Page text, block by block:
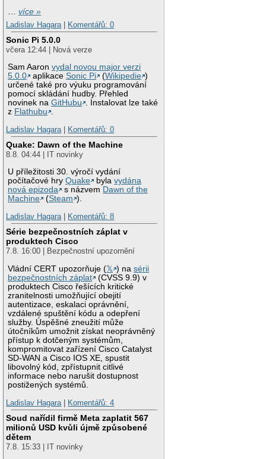
…více »
Ladislav Hagara
Komentářů: 0
Sonic Pi 5.0.0
včera 12:44 | Nová verze
Sam Aaronvydal novou major verzi
5.0.0
aplikaceSonic Pi (Wikipedie )
určené také pro výuku programování
pomocí skládání hudby. Přehled
novinek naGitHubu . Instalovat lze také
z Flathubu .
Ladislav Hagara
Komentářů: 0
Quake: Dawn of the Machine
8.8. 04:44 | IT novinky
U příležitosti 30. výročí vydání
počítačové hryQuake bylavydána
nová epizoda
s názvem Dawn of the
Machine
(Steam ).
Ladislav Hagara
Komentářů: 8
Série bezpečnostních záplat v
produktech Cisco
7.8. 16:00 | Bezpečnostní upozornění
Vládní CERT upozorňuje (𝕏 ) nasérii
bezpečnostních záplat
(CVSS 9.9) v
produktech Cisco řešících kritické
zranitelnosti umožňující obejití
autentizace, eskalaci oprávnění,
vzdálené spuštění kódu a odepření
služby. Úspěšné zneužití může
útočníkům umožnit získat neoprávněný
přístup k dotčeným systémům,
kompromitovat zařízení Cisco Catalyst
SD-WAN a Cisco IOS XE, spustit
libovolný kód, zpřístupnit citlivé
informace nebo narušit dostupnost
postižených systémů.
Ladislav Hagara
Komentářů: 4
Soud nařídil firmě Meta zaplatit 567
milionů USD kvůli újmě způsobené
dětem
7.8. 15:33 | IT novinky